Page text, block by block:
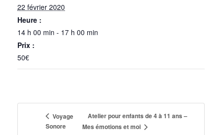
22 février 2020
Heure :
14 h 00 min - 17 h 00 min
Prix :
50€
Voyage
Sonore
Atelier pour enfants de 4 à 11 ans –
Mes émotions et moi